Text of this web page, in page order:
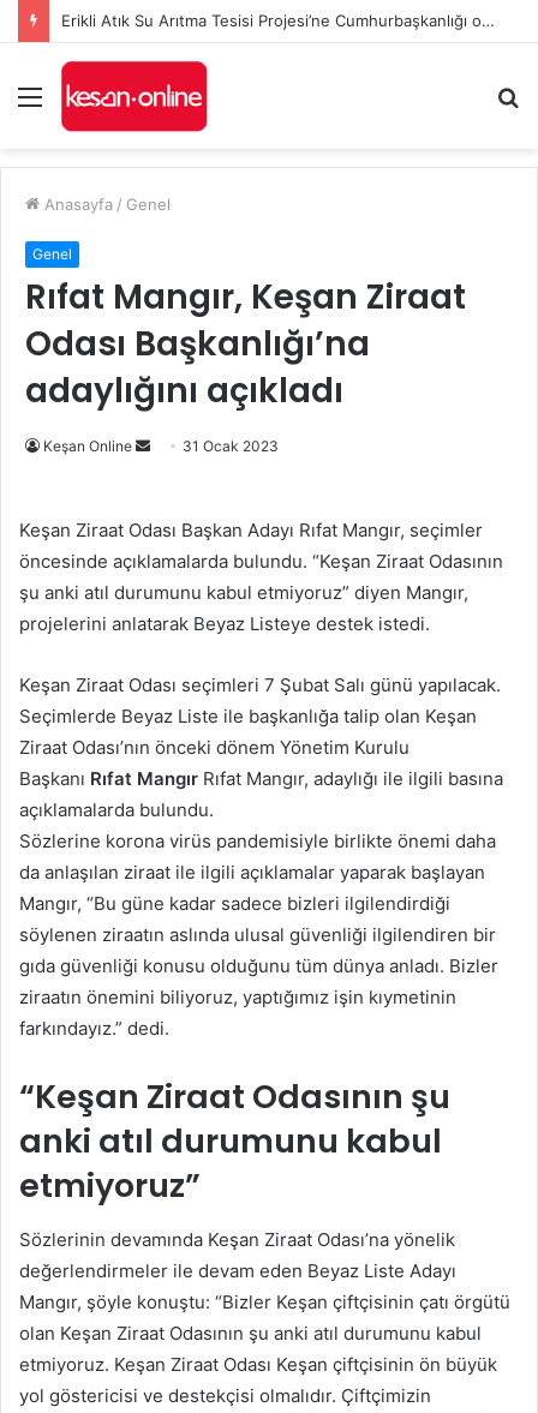
Erikli Atık Su Arıtma Tesisi Projesi’ne Cumhurbaşkanlığı onayı
Menü
...
Anasayfa / Genel
Genel
Rıfat Mangır, Keşan Ziraat
Odası Başkanlığı’na
adaylığını açıkladı
Keşan Online
Bir
göndermek
31 Ocak 2023
Keşan Ziraat Odası Başkan Adayı Rıfat Mangır, seçimler
öncesinde açıklamalarda bulundu. “Keşan Ziraat Odasının
şu anki atıl durumunu kabul etmiyoruz” diyen Mangır,
projelerini anlatarak Beyaz Listeye destek istedi.
Keşan Ziraat Odası seçimleri 7 Şubat Salı günü yapılacak.
Seçimlerde Beyaz Liste ile başkanlığa talip olan Keşan
Ziraat Odası’nın önceki dönem Yönetim Kurulu
Başkanı Rıfat Mangır Rıfat Mangır, adaylığı ile ilgili basına
açıklamalarda bulundu.
Sözlerine korona virüs pandemisiyle birlikte önemi daha
da anlaşılan ziraat ile ilgili açıklamalar yaparak başlayan
Mangır, “Bu güne kadar sadece bizleri ilgilendirdiği
söylenen ziraatın aslında ulusal güvenliği ilgilendiren bir
gıda güvenliği konusu olduğunu tüm dünya anladı. Bizler
ziraatın önemini biliyoruz, yaptığımız işin kıymetinin
farkındayız.” dedi.
“Keşan Ziraat Odasının şu
anki atıl durumunu kabul
etmiyoruz”
Sözlerinin devamında Keşan Ziraat Odası’na yönelik
değerlendirmeler ile devam eden Beyaz Liste Adayı
Mangır, şöyle konuştu: “Bizler Keşan çiftçisinin çatı örgütü
olan Keşan Ziraat Odasının şu anki atıl durumunu kabul
etmiyoruz. Keşan Ziraat Odası Keşan çiftçisinin ön büyük
yol göstericisi ve destekçisi olmalıdır. Çiftçimizin